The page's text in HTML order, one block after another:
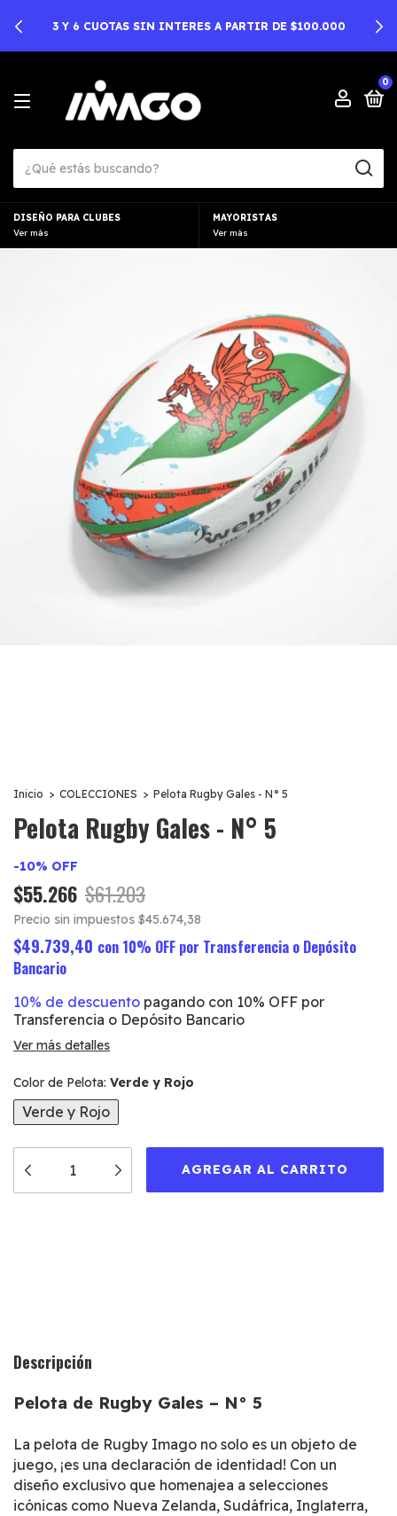
3 Y 6 CUOTAS SIN INTERES A PARTIR DE $100.000
0
DISEÑO PARA CLUBES
Ver más
MAYORISTAS
Ver más
Inicio > COLECCIONES > Pelota Rugby Gales - N° 5
Pelota Rugby Gales - N° 5
-10% OFF
$55.266 $61.203
Precio sin impuestos $45.674,38
$49.739,40 con 10% OFF por Transferencia o Depósito
Bancario
10% de descuento pagando con 10% OFF por
Transferencia o Depósito Bancario
Ver más detalles
Color de Pelota: Verde y Rojo
Verde y Rojo
Descripción
Pelota de Rugby Gales – N° 5
La pelota de Rugby Imago no solo es un objeto de
juego, ¡es una declaración de identidad! Con un
diseño exclusivo que homenajea a selecciones
icónicas como Nueva Zelanda, Sudáfrica, Inglaterra,